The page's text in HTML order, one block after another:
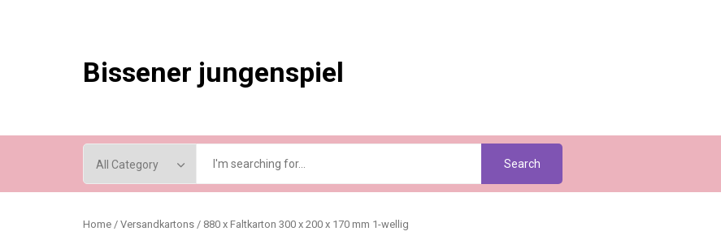
Bissener jungenspiel
Search
Home / Versandkartons / 880 x Faltkarton 300 x 200 x 170 mm 1-wellig